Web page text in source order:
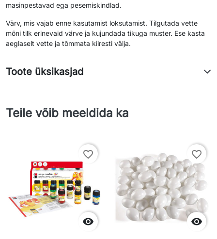
masinpestavad ega pesemiskindlad.
Värv, mis vajab enne kasutamist loksutamist. Tilgutada vette
mõni tilk erinevaid värve ja kujundada tikuga muster. Ese kasta
aeglaselt vette ja tõmmata kiiresti välja.
Toote üksikasjad
Teile võib meeldida ka

favorite_border

favorite_border